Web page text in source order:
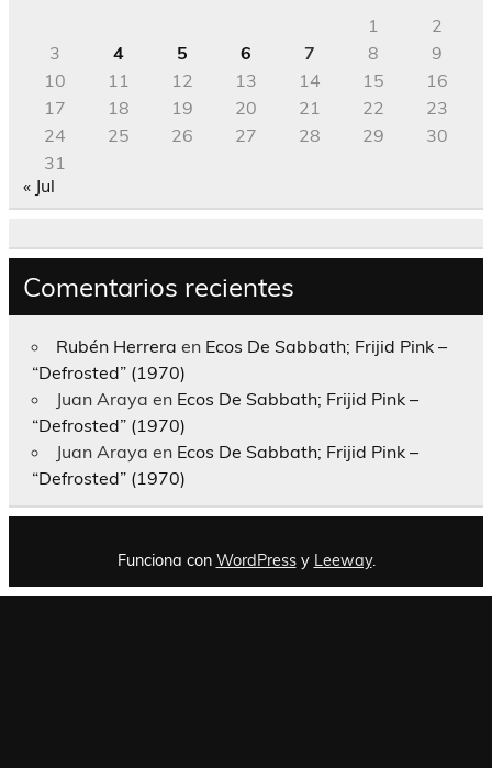
1
2
3
4 5 6 7 8
9
10
11 12 13 14 15
16
17
18 19 20 21 22
23
24
25 26 27 28 29
30
31
« Jul
Comentarios recientes
Rubén Herrera en Ecos De Sabbath; Frijid Pink –
“Defrosted” (1970)
Juan Araya en Ecos De Sabbath; Frijid Pink –
“Defrosted” (1970)
Juan Araya en Ecos De Sabbath; Frijid Pink –
“Defrosted” (1970)
Funciona con WordPressy Leeway.